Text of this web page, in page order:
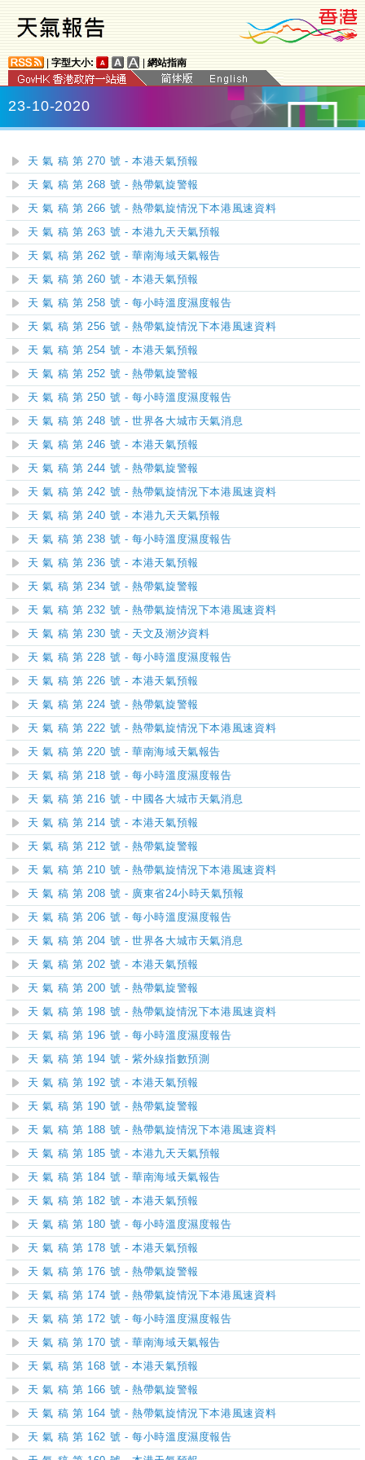
字型大小: 網站指南
23-10-2020
天 氣 稿 第 270 號 - 本港天氣預報
天 氣 稿 第 268 號 - 熱帶氣旋警報
天 氣 稿 第 266 號 - 熱帶氣旋情況下本港風速資料
天 氣 稿 第 263 號 - 本港九天天氣預報
天 氣 稿 第 262 號 - 華南海域天氣報告
天 氣 稿 第 260 號 - 本港天氣預報
天 氣 稿 第 258 號 - 每小時溫度濕度報告
天 氣 稿 第 256 號 - 熱帶氣旋情況下本港風速資料
天 氣 稿 第 254 號 - 本港天氣預報
天 氣 稿 第 252 號 - 熱帶氣旋警報
天 氣 稿 第 250 號 - 每小時溫度濕度報告
天 氣 稿 第 248 號 - 世界各大城市天氣消息
天 氣 稿 第 246 號 - 本港天氣預報
天 氣 稿 第 244 號 - 熱帶氣旋警報
天 氣 稿 第 242 號 - 熱帶氣旋情況下本港風速資料
天 氣 稿 第 240 號 - 本港九天天氣預報
天 氣 稿 第 238 號 - 每小時溫度濕度報告
天 氣 稿 第 236 號 - 本港天氣預報
天 氣 稿 第 234 號 - 熱帶氣旋警報
天 氣 稿 第 232 號 - 熱帶氣旋情況下本港風速資料
天 氣 稿 第 230 號 - 天文及潮汐資料
天 氣 稿 第 228 號 - 每小時溫度濕度報告
天 氣 稿 第 226 號 - 本港天氣預報
天 氣 稿 第 224 號 - 熱帶氣旋警報
天 氣 稿 第 222 號 - 熱帶氣旋情況下本港風速資料
天 氣 稿 第 220 號 - 華南海域天氣報告
天 氣 稿 第 218 號 - 每小時溫度濕度報告
天 氣 稿 第 216 號 - 中國各大城市天氣消息
天 氣 稿 第 214 號 - 本港天氣預報
天 氣 稿 第 212 號 - 熱帶氣旋警報
天 氣 稿 第 210 號 - 熱帶氣旋情況下本港風速資料
天 氣 稿 第 208 號 - 廣東省24小時天氣預報
天 氣 稿 第 206 號 - 每小時溫度濕度報告
天 氣 稿 第 204 號 - 世界各大城市天氣消息
天 氣 稿 第 202 號 - 本港天氣預報
天 氣 稿 第 200 號 - 熱帶氣旋警報
天 氣 稿 第 198 號 - 熱帶氣旋情況下本港風速資料
天 氣 稿 第 196 號 - 每小時溫度濕度報告
天 氣 稿 第 194 號 - 紫外線指數預測
天 氣 稿 第 192 號 - 本港天氣預報
天 氣 稿 第 190 號 - 熱帶氣旋警報
天 氣 稿 第 188 號 - 熱帶氣旋情況下本港風速資料
天 氣 稿 第 185 號 - 本港九天天氣預報
天 氣 稿 第 184 號 - 華南海域天氣報告
天 氣 稿 第 182 號 - 本港天氣預報
天 氣 稿 第 180 號 - 每小時溫度濕度報告
天 氣 稿 第 178 號 - 本港天氣預報
天 氣 稿 第 176 號 - 熱帶氣旋警報
天 氣 稿 第 174 號 - 熱帶氣旋情況下本港風速資料
天 氣 稿 第 172 號 - 每小時溫度濕度報告
天 氣 稿 第 170 號 - 華南海域天氣報告
天 氣 稿 第 168 號 - 本港天氣預報
天 氣 稿 第 166 號 - 熱帶氣旋警報
天 氣 稿 第 164 號 - 熱帶氣旋情況下本港風速資料
天 氣 稿 第 162 號 - 每小時溫度濕度報告